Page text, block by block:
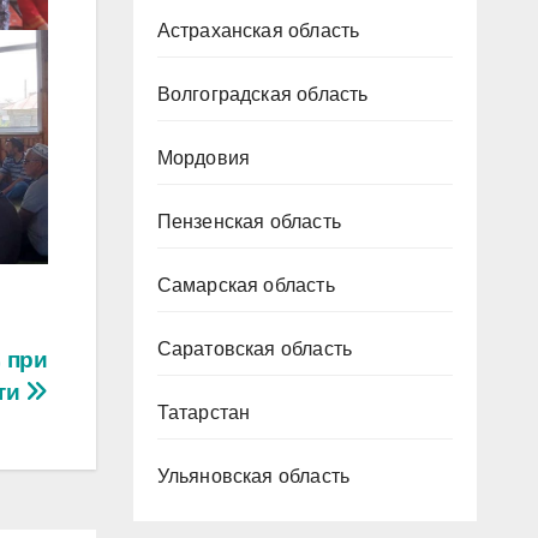
при
Астраханская область
Волгоградская область
Мордовия
Пензенская область
Самарская область
Саратовская область
Татарстан
Ульяновская область